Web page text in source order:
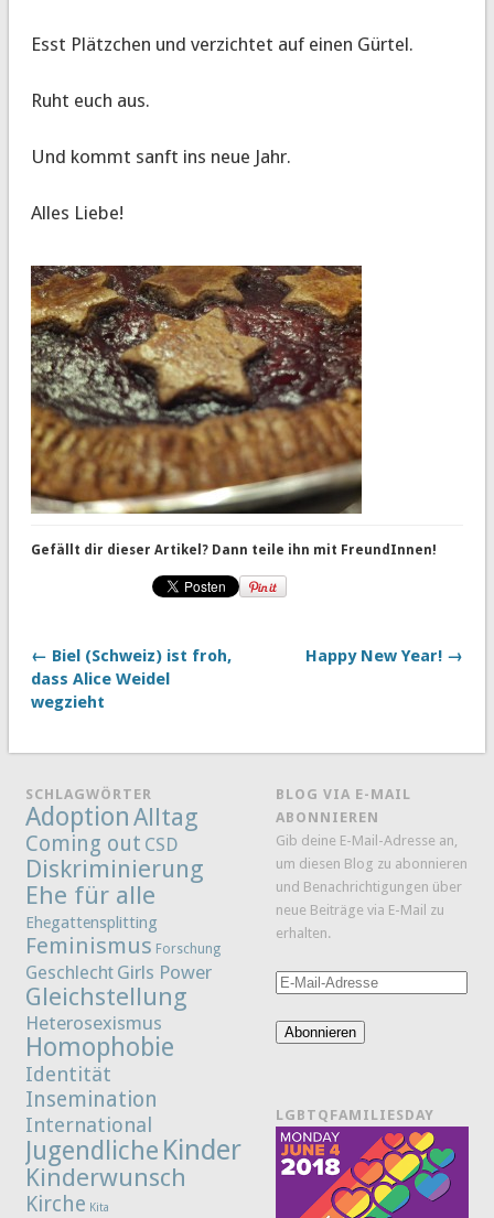
Esst Plätzchen und verzichtet auf einen Gürtel.
Ruht euch aus.
Und kommt sanft ins neue Jahr.
Alles Liebe!
Gefällt dir dieser Artikel? Dann teile ihn mit FreundInnen!
← Biel (Schweiz) ist froh,
dass Alice Weidel
wegzieht
Happy New Year! →
SCHLAGWÖRTER
AdoptionAlltag
Coming out CSD
Diskriminierung
Ehe für alle
Ehegattensplitting
Feminismus Forschung
Geschlecht Girls Power
Gleichstellung
Heterosexismus
Homophobie
Identität
Insemination
International
Jugendliche Kinder
Kinderwunsch
Kirche Kita
BLOG VIA E-MAIL
ABONNIEREN
Gib deine E-Mail-Adresse an,
um diesen Blog zu abonnieren
und Benachrichtigungen über
neue Beiträge via E-Mail zu
erhalten.
E-
Adresse
Abonnieren
LGBTQFAMILIESDAY